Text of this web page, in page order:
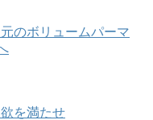
のボリュームパーマ
を満たせ